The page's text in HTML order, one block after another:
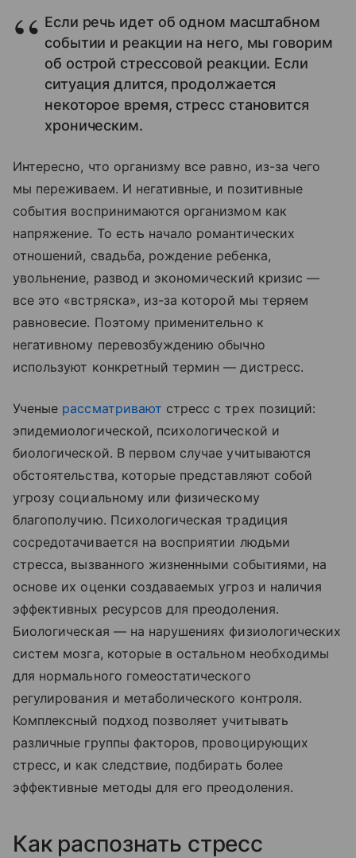
Если речь идет об одном масштабном
событии и реакции на него, мы говорим
об острой стрессовой реакции. Если
ситуация длится, продолжается
некоторое время, стресс становится
хроническим.
Интересно, что организму все равно, из-за чего
мы переживаем. И негативные, и позитивные
события воспринимаются организмом как
напряжение. То есть начало романтических
отношений, свадьба, рождение ребенка,
увольнение, развод и экономический кризис —
все это «встряска», из-за которой мы теряем
равновесие. Поэтому применительно к
негативному перевозбуждению обычно
используют конкретный термин — дистресс.
Ученые рассматривают стресс с трех позиций:
эпидемиологической, психологической и
биологической. В первом случае учитываются
обстоятельства, которые представляют собой
угрозу социальному или физическому
благополучию. Психологическая традиция
сосредотачивается на восприятии людьми
стресса, вызванного жизненными событиями, на
основе их оценки создаваемых угроз и наличия
эффективных ресурсов для преодоления.
Биологическая — на нарушениях физиологических
систем мозга, которые в остальном необходимы
для нормального гомеостатического
регулирования и метаболического контроля.
Комплексный подход позволяет учитывать
различные группы факторов, провоцирующих
стресс, и как следствие, подбирать более
эффективные методы для его преодоления.
Как распознать стресс